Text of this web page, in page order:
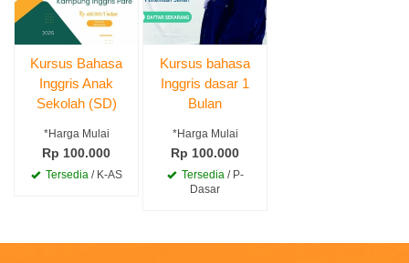
Kursus Bahasa
Inggris Anak
Sekolah (SD)
*Harga Mulai
Rp 100.000
Tersedia/ K-AS
Kursus bahasa
Inggris dasar 1
Bulan
*Harga Mulai
Rp 100.000
Tersedia/ P-
Dasar